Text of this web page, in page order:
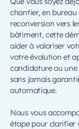
chantier, en bureau
reconversion vers
bâtiment, cette
aider à valoriser
votre évolution et
candidature ou
sans jamais
automatique.
Nous vous
étape pour clarifier